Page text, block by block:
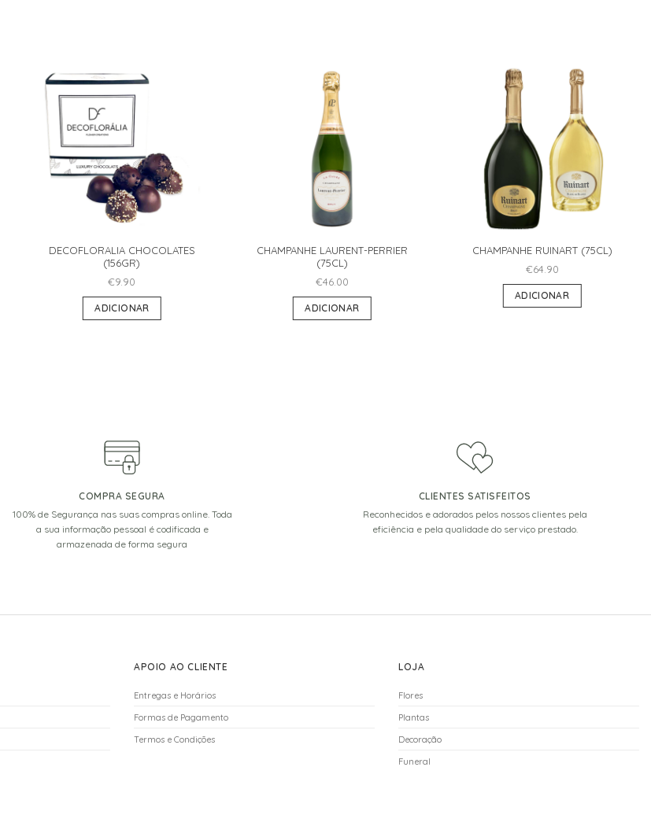
DECOFLORALIA CHOCOLATES
(156GR)
€9.90
ADICIONAR
CHAMPANHE LAURENT-PERRIER
(75CL)
€46.00
ADICIONAR
CHAMPANHE RUINART (75CL)
€64.90
ADICIONAR
COMPRA SEGURA
100% de Segurança nas suas compras online. Toda
a sua informação pessoal é codificada e
armazenada de forma segura
CLIENTES SATISFEITOS
Reconhecidos e adorados pelos nossos clientes pela
eficiência e pela qualidade do serviço prestado.
APOIO AO CLIENTE
Entregas e Horários
Formas de Pagamento
Termos e Condições
LOJA
Flores
Plantas
Decoração
Funeral